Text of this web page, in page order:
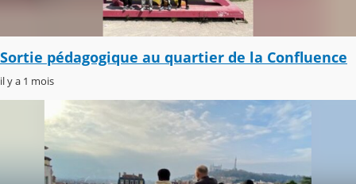
Sortie pédagogique au quartier de la Confluence
il y a 1 mois